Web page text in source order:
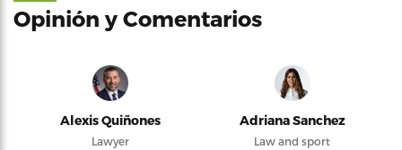
Opinión y Comentarios
Alexis Quiñones
Lawyer
Adriana Sanchez
Law and sport